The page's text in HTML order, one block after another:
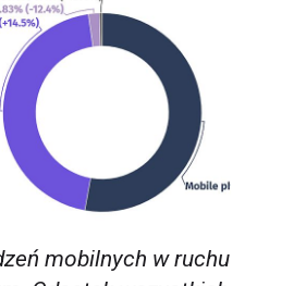
mobilnych w ruchu